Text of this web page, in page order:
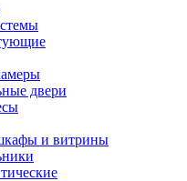
двери
и витрины